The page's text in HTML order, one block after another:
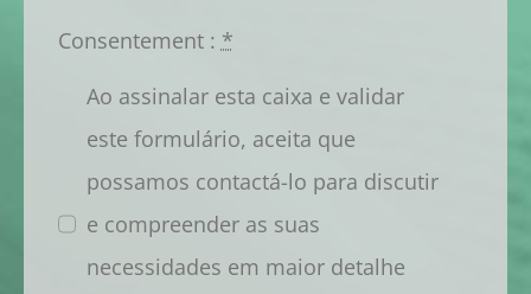
Consentement : *
Ao assinalar esta caixa e validar
este formulário, aceita que
possamos contactá-lo para discutir
e compreender as suas
necessidades em maior detalhe